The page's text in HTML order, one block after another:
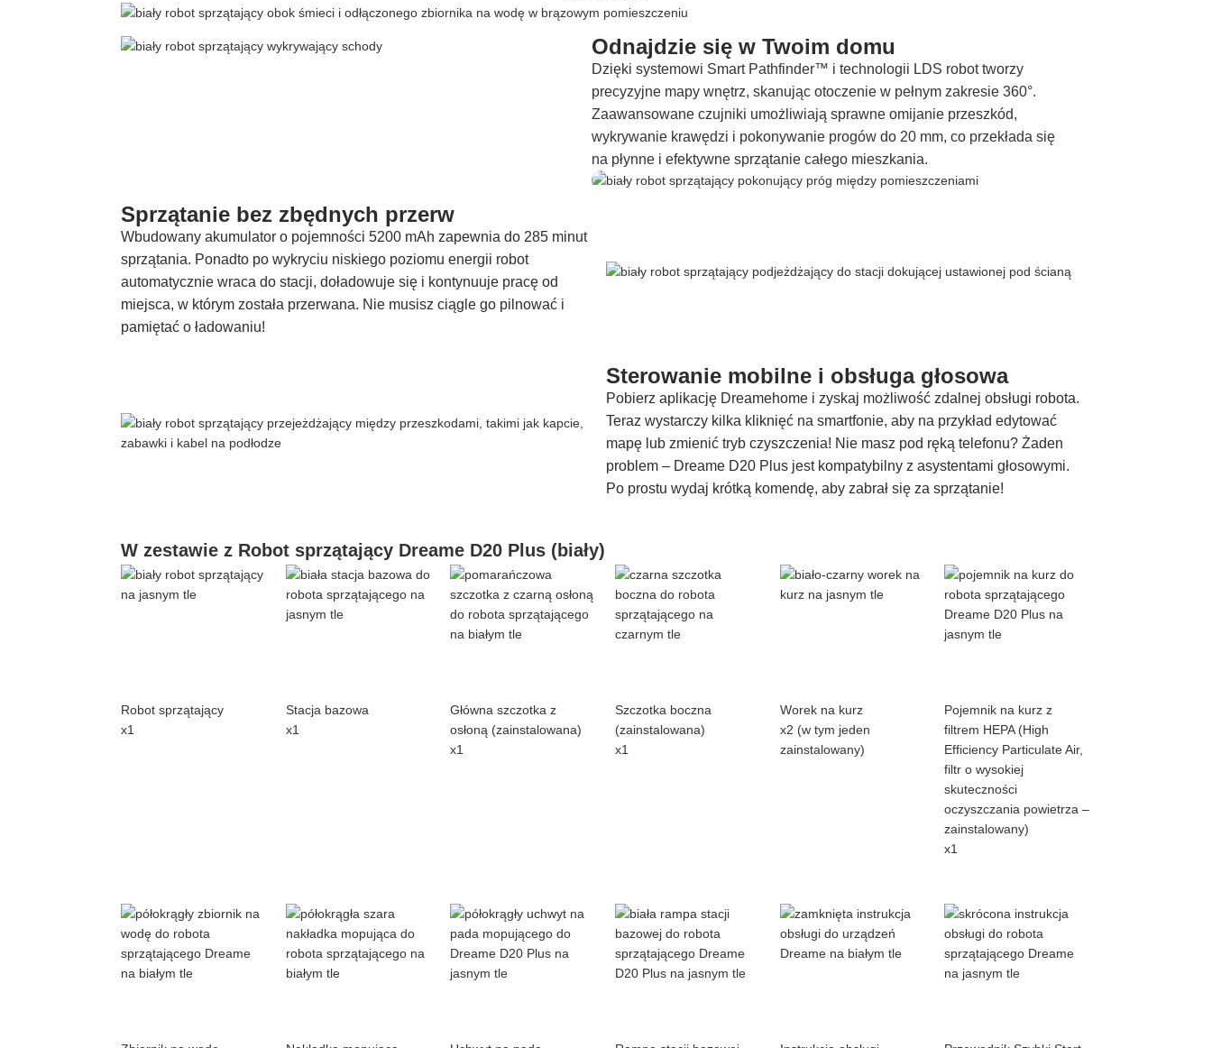
Odnajdzie się w Twoim domu
Dzięki systemowi Smart Pathfinder™ i technologii LDS robot tworzy
precyzyjne mapy wnętrz, skanując otoczenie w pełnym zakresie 360°.
Zaawansowane czujniki umożliwiają sprawne omijanie przeszkód,
wykrywanie krawędzi i pokonywanie progów do 20 mm, co przekłada się
na płynne i efektywne sprzątanie całego mieszkania.
Sprzątanie bez zbędnych przerw
Wbudowany akumulator o pojemności 5200 mAh zapewnia do 285 minut
sprzątania. Ponadto po wykryciu niskiego poziomu energii robot
automatycznie wraca do stacji, doładowuje się i kontynuuje pracę od
miejsca, w którym została przerwana. Nie musisz ciągle go pilnować i
pamiętać o ładowaniu!
Sterowanie mobilne i obsługa głosowa
Pobierz aplikację Dreamehome i zyskaj możliwość zdalnej obsługi robota.
Teraz wystarczy kilka kliknięć na smartfonie, aby na przykład edytować
mapę lub zmienić tryb czyszczenia! Nie masz pod ręką telefonu? Żaden
problem – Dreame D20 Plus jest kompatybilny z asystentami głosowymi.
Po prostu wydaj krótką komendę, aby zabrał się za sprzątanie!
W zestawie z Robot sprzątający Dreame D20 Plus (biały)
Robot sprzątający
x1
Stacja bazowa
x1
Główna szczotka z
osłoną (zainstalowana)
x1
Szczotka boczna
(zainstalowana)
x1
Worek na kurz
x2 (w tym jeden
zainstalowany)
Pojemnik na kurz z
filtrem HEPA (High
Efficiency Particulate Air,
filtr o wysokiej
skuteczności
oczyszczania powietrza –
zainstalowany)
x1